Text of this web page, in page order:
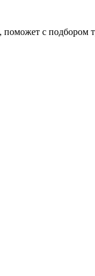
с подбором